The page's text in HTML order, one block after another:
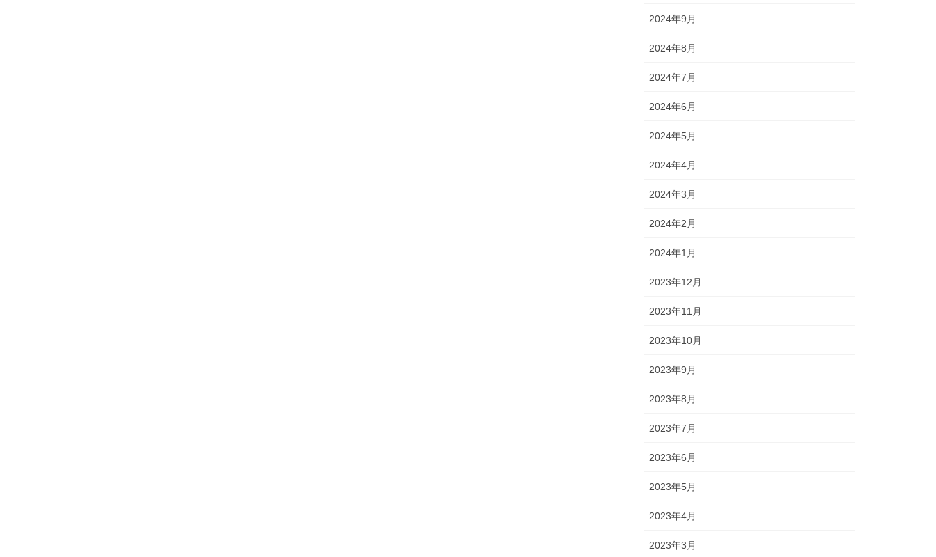
2024年9月
2024年8月
2024年7月
2024年6月
2024年5月
2024年4月
2024年3月
2024年2月
2024年1月
2023年12月
2023年11月
2023年10月
2023年9月
2023年8月
2023年7月
2023年6月
2023年5月
2023年4月
2023年3月